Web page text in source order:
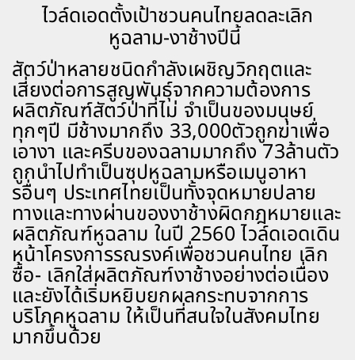
ไวล์ดเอดตั้งเป้าชวนคนไทยลดละเลิก
หูฉลาม-งาช้างปีนี้
สัตว์ป่าหลายชนิดกำลังเผชิญวิกฤตและ
เสี่ยงต่อการสูญพันธุ์จากความต้องการ
ผลิตภัณฑ์สัตว์ป่าที่ไม่ จำเป็นของมนุษย์
ทุกๆปี มีช้างมากถึง 33,000ตัวถูกฆ่าเพื่อ
เอางา และครีบของฉลามมากถึง 73ล้านตัว
ถูกนำไปทำเป็นซุปหูฉลามหรือเมนูอาหา
รอื่นๆ ประเทศไทยเป็นทั้งจุดหมายปลาย
ทางและทางผ่านของงาช้างผิดกฎหมายและ
ผลิตภัณฑ์หูฉลาม ในปี 2560 ไวล์ดเอดเดิน
หน้าโครงการรณรงค์เพื่อชวนคนไทย เลิก
ซื้อ- เลิกใส่ผลิตภัณฑ์งาช้างอย่างต่อเนื่อง
และยังได้เริ่มหยิบยกผลกระทบจากการ
บริโภคหูฉลาม ให้เป็นที่สนใจในสังคมไทย
มากขึ้นด้วย